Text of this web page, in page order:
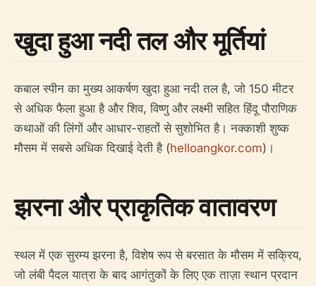
खुदा हुआ नदी तल और मूर्तियां
कबाल स्पीन का मुख्य आकर्षण खुदा हुआ नदी तल है, जो 150 मीटर
से अधिक फैला हुआ है और शिव, विष्णु और लक्ष्मी सहित हिंदू पौराणिक
कथाओं की लिंगों और आधार-राहतों से सुशोभित है। नक्काशी शुष्क
मौसम में सबसे अधिक दिखाई देती है (helloangkor.com)।
झरना और प्राकृतिक वातावरण
स्थल में एक सुरम्य झरना है, विशेष रूप से बरसात के मौसम में सक्रिय,
जो लंबी पैदल यात्रा के बाद आगंतुकों के लिए एक ताज़ा स्थान प्रदान